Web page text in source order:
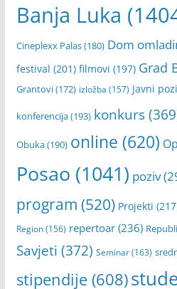
Banja Luka
Cineplexx Palas(180) Dom
festival (201) filmovi (197) Grad
Grantovi(172) izložba (157) Javni
konferencija(193) konkurs
Obuka(190) online (620)
Posao (1041) poziv
program (520) Projekti
Region(156) repertoar(236)
Savjeti (372) Seminar(163)
stipendije(608)